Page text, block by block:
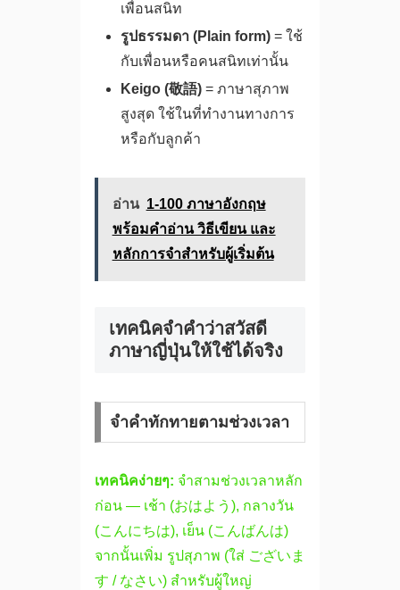
เพื่อนสนิท
รูปธรรมดา (Plain form)= ใช้
กับเพื่อนหรือคนสนิทเท่านั้น
Keigo (敬語)= ภาษาสุภาพ
สูงสุด ใช้ในที่ทำงานทางการ
หรือกับลูกค้า
อ่าน 1-100 ภาษาอังกฤษ
พร้อมคำอ่าน วิธีเขียน และ
หลักการจำสำหรับผู้เริ่มต้น
เทคนิคจำคำว่าสวัสดี
ภาษาญี่ปุ่นให้ใช้ได้จริง
จำคำทักทายตามช่วงเวลา
เทคนิคง่ายๆ: จำสามช่วงเวลาหลัก
ก่อน — เช้า (おはよう), กลางวัน
(こんにちは), เย็น (こんばんは)
จากนั้นเพิ่ม รูปสุภาพ (ใส่ ございま
す / なさい) สำหรับผู้ใหญ่